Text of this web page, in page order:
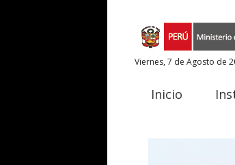
Viernes, 7 de Agosto de
Inicio